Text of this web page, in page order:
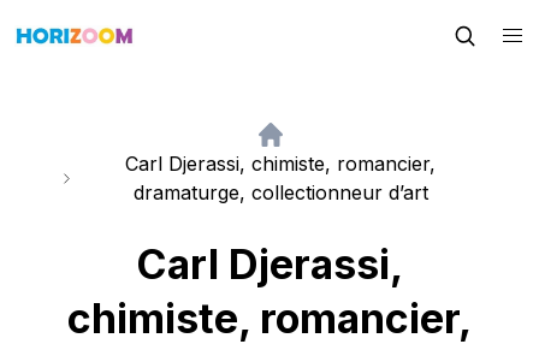
Carl Djerassi, chimiste, romancier,
dramaturge, collectionneur d’art
Carl Djerassi,
chimiste, romancier,